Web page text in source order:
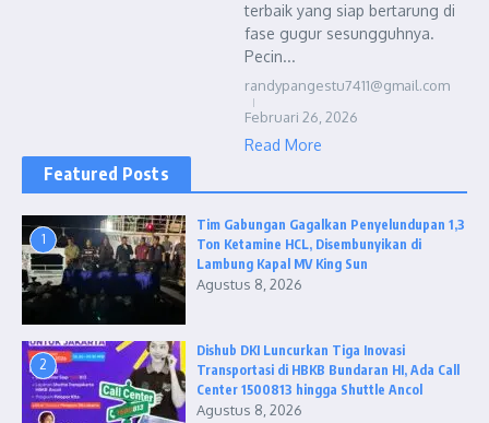
terbaik yang siap bertarung di
fase gugur sesungguhnya.
Pecin...
randypangestu7411@gmail.com
Februari 26, 2026
Read More
Featured Posts
1
Tim Gabungan Gagalkan Penyelundupan 1,3
Ton Ketamine HCL, Disembunyikan di
Lambung Kapal MV King Sun
Agustus 8, 2026
2
Dishub DKI Luncurkan Tiga Inovasi
Transportasi di HBKB Bundaran HI, Ada Call
Center 1500813 hingga Shuttle Ancol
Agustus 8, 2026